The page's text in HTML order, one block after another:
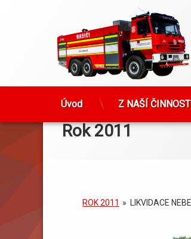
Úvod Z NAŠÍ
Rok 2011
ROK 2011 » LIKVIDACE